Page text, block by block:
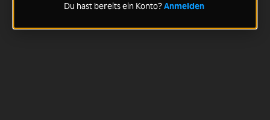
Du hast bereits ein Konto?Anmelden